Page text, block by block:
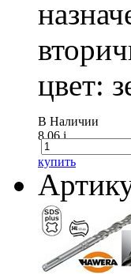
цвет:
В Наличии
8.06i
купить